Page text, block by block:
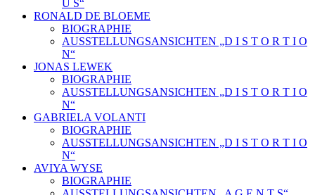
U S“
RONALD DE BLOEME
BIOGRAPHIE
AUSSTELLUNGSANSICHTEN „D I S T O R T I O
N“
JONAS LEWEK
BIOGRAPHIE
AUSSTELLUNGSANSICHTEN „D I S T O R T I O
N“
GABRIELA VOLANTI
BIOGRAPHIE
AUSSTELLUNGSANSICHTEN „D I S T O R T I O
N“
AVIYA WYSE
BIOGRAPHIE